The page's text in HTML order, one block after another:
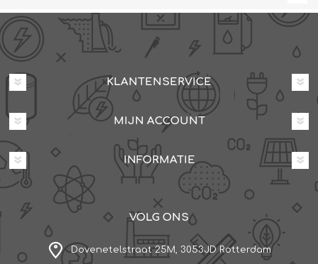
KLANTENSERVICE
MIJN ACCOUNT
INFORMATIE
VOLG ONS
Dovenetelstraat 25M, 3053JD Rotterdam